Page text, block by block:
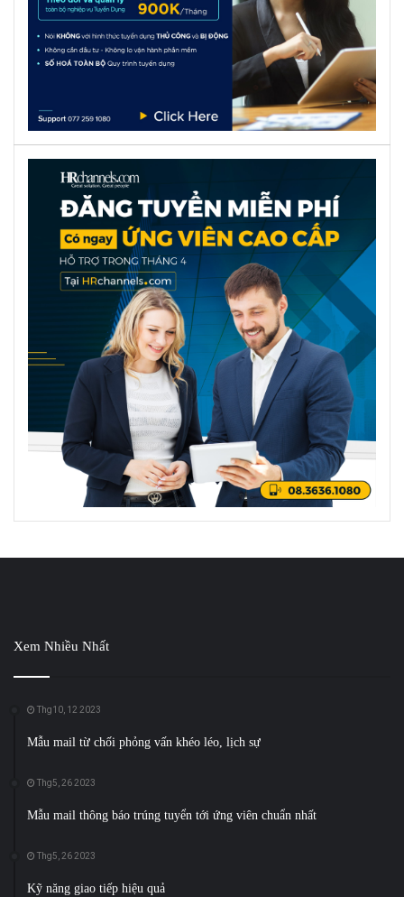
Xem Nhiều Nhất
Thg10, 12 2023
Mẫu mail từ chối phỏng vấn khéo léo, lịch sự
Thg5, 26 2023
Mẫu mail thông báo trúng tuyển tới ứng viên chuẩn nhất
Thg5, 26 2023
Kỹ năng giao tiếp hiệu quả